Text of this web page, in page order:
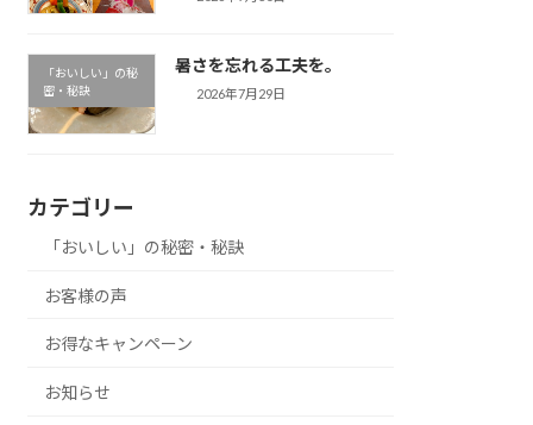
「おいしい」の秘
密・秘訣
暑さを忘れる工夫を。
2026年7月29日
カテゴリー
「おいしい」の秘密・秘訣
お客様の声
お得なキャンペーン
お知らせ